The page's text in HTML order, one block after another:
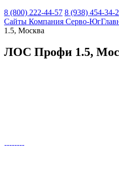
8 (800) 222-44-57 8 (938) 454-34-
Сайты Компания Серво-Юг
1.5, Москва
ЛОС Профи 1.5,